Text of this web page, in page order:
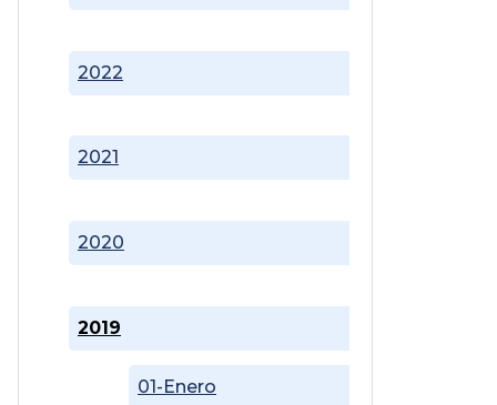
2019
01-Enero
2020
2021
2022